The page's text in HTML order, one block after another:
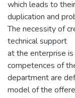
which leads to their
duplication and
The necessity of
technical support
at the enterprise
competences of
department are
model of the